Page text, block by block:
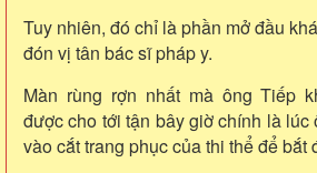
Tuy nhiên, đó chỉ là phần mở đầu
đón vị tân bác sĩ pháp y.
Màn rùng rợn nhất mà ông Tiếp
được cho tới tận bây giờ chính là lúc
vào cắt trang phục của thi thể để bắt